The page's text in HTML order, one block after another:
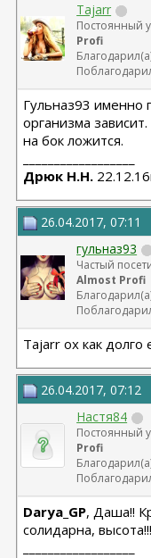
Tajarr
Постоянный
Profi
Гульназ93 именно
организма
на бок ложится.
Дрюк Н.Н.
26.04.2017, 07:11
гульназ93
Частый
Almost Profi
Tajarr ох как долго
26.04.2017, 07:12
Настя84
Постоянный
Profi
Darya_GP, Даша!!
солидарна,